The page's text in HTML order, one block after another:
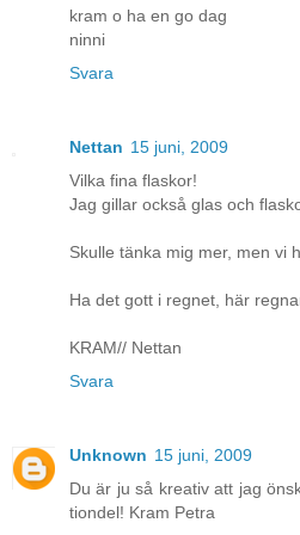
kram o ha en go dag
ninni
Svara
Nettan 15 juni, 2009
Vilka fina flaskor!
Jag gillar också glas och
Skulle tänka mig mer, men vi
Ha det gott i regnet, här
KRAM// Nettan
Svara
Unknown 15 juni, 2009
Du är ju så kreativ att jag
tiondel! Kram Petra